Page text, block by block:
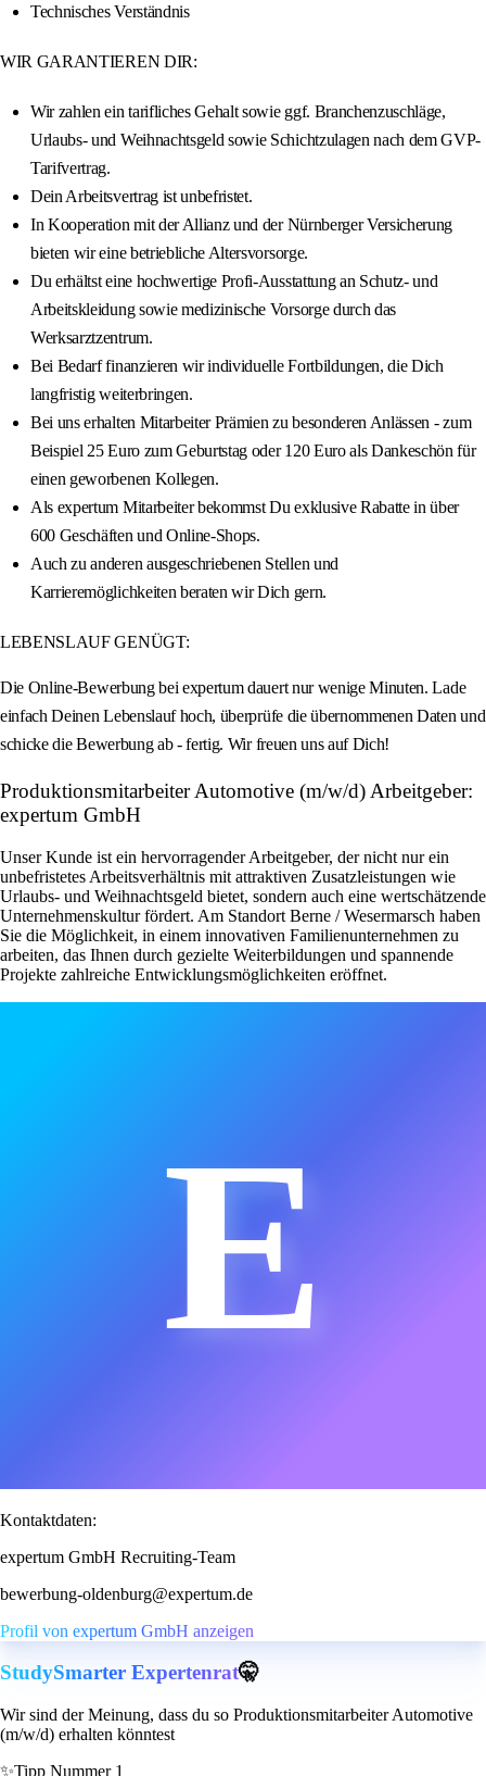
Technisches Verständnis
WIR GARANTIEREN DIR:
Wir zahlen ein tarifliches Gehalt sowie ggf. Branchenzuschläge,
Urlaubs- und Weihnachtsgeld sowie Schichtzulagen nach dem GVP-
Tarifvertrag.
Dein Arbeitsvertrag ist unbefristet.
In Kooperation mit der Allianz und der Nürnberger Versicherung
bieten wir eine betriebliche Altersvorsorge.
Du erhältst eine hochwertige Profi-Ausstattung an Schutz- und
Arbeitskleidung sowie medizinische Vorsorge durch das
Werksarztzentrum.
Bei Bedarf finanzieren wir individuelle Fortbildungen, die Dich
langfristig weiterbringen.
Bei uns erhalten Mitarbeiter Prämien zu besonderen Anlässen - zum
Beispiel 25 Euro zum Geburtstag oder 120 Euro als Dankeschön für
einen geworbenen Kollegen.
Als expertum Mitarbeiter bekommst Du exklusive Rabatte in über
600 Geschäften und Online-Shops.
Auch zu anderen ausgeschriebenen Stellen und
Karrieremöglichkeiten beraten wir Dich gern.
LEBENSLAUF GENÜGT:
Die Online-Bewerbung bei expertum dauert nur wenige Minuten. Lade
einfach Deinen Lebenslauf hoch, überprüfe die übernommenen Daten und
schicke die Bewerbung ab - fertig. Wir freuen uns auf Dich!
Produktionsmitarbeiter Automotive (m/w/d) Arbeitgeber:
expertum GmbH
Unser Kunde ist ein hervorragender Arbeitgeber, der nicht nur ein
unbefristetes Arbeitsverhältnis mit attraktiven Zusatzleistungen wie
Urlaubs- und Weihnachtsgeld bietet, sondern auch eine wertschätzende
Unternehmenskultur fördert. Am Standort Berne / Wesermarsch haben
Sie die Möglichkeit, in einem innovativen Familienunternehmen zu
arbeiten, das Ihnen durch gezielte Weiterbildungen und spannende
Projekte zahlreiche Entwicklungsmöglichkeiten eröffnet.
E
Kontaktdaten:
expertum GmbH Recruiting-Team
bewerbung-oldenburg@expertum.de
Profil von expertum GmbH anzeigen
StudySmarter Expertenrat🤫
Wir sind der Meinung, dass du so Produktionsmitarbeiter Automotive
(m/w/d) erhalten könntest
✨Tipp Nummer 1